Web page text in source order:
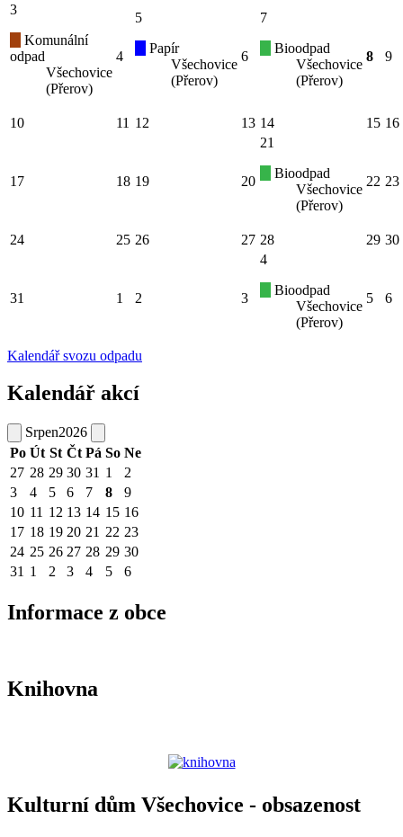
3
Komunální
odpad
Všechovice
(Přerov)
4
5
Papír
Všechovice
(Přerov)
6
7
Bioodpad
Všechovice
(Přerov)
8 9
10 11 12 13 14 15 16
17 18 19 20
21
Bioodpad
Všechovice
(Přerov)
22 23
24 25 26 27 28 29 30
31 1 2 3
4
Bioodpad
Všechovice
(Přerov)
5 6
Kalendář svozu odpadu
Kalendář akcí
Srpen2026
Po Út St Čt Pá So Ne
27 28 29 30 31 1
2
3
4 5 6 7 8
9
10 11 12 13 14 15 16
17 18 19 20 21 22 23
24 25 26 27 28 29 30
31 1 2 3 4 5 6
Informace z obce
Knihovna
Kulturní dům Všechovice - obsazenost